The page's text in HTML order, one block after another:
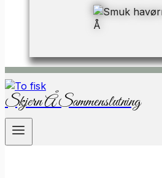
Skjern Å Sammenslutning